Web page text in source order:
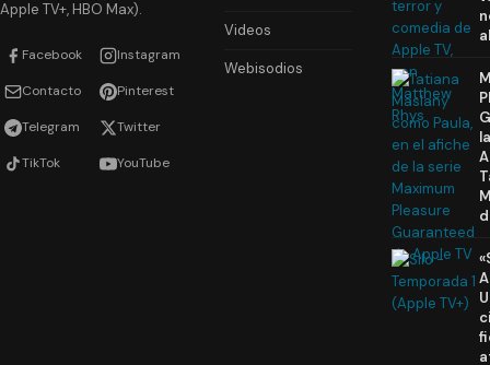
Apple TV+, HBO Max).
Facebook Instagram
Contacto Pinterest
Telegram Twitter
TikTok YouTube
Videos
Webisodios